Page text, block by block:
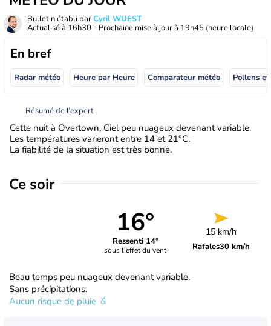
Bulletin établi parCyril WUEST
Actualisé à 16h30 - Prochaine mise à jour à 19h45 (heure locale)
En bref
Radar météo Heure par Heure Comparateur météo Pollens
Résumé de l’expert
Cette nuit à Overtown, Ciel peu nuageux devenant variable.
Les températures varieront entre 14 et 21°C.
La fiabilité de la situation est très bonne.
Ce soir
16°
Ressenti 14°
sous l'effet du vent
15 km/h
Rafales30 km/h
Beau temps peu nuageux devenant variable.
Sans précipitations.
Aucun risque de pluie